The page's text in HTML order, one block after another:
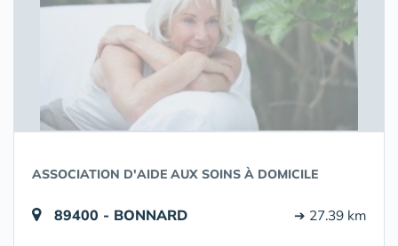
ASSOCIATION D'AIDE AUX SOINS À DOMICILE
89400 - BONNARD ➔ 27.39 km